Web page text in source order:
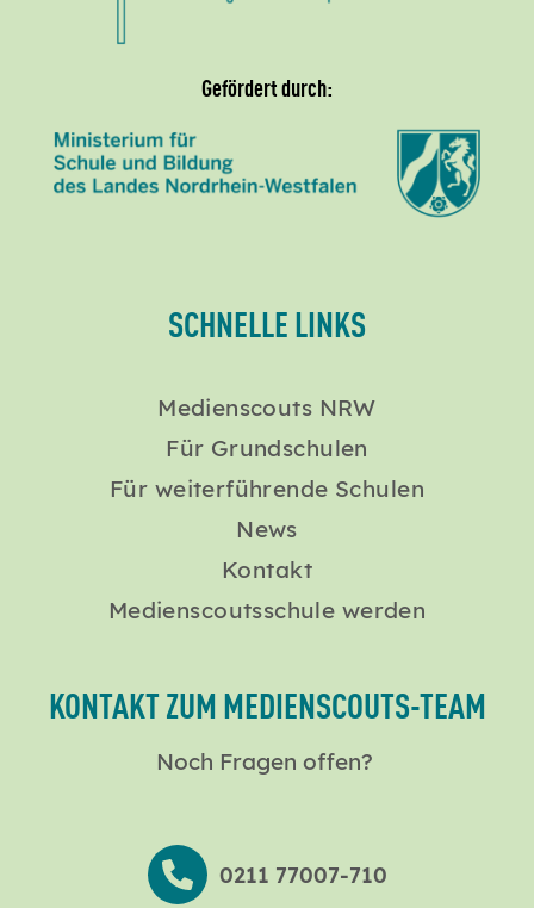
Gefördert durch:
SCHNELLE LINKS
Medienscouts NRW
Für Grundschulen
Für weiterführende Schulen
News
Kontakt
Medienscoutsschule werden
KONTAKT ZUM MEDIENSCOUTS-TEAM
Noch Fragen offen?
0211 77007-710